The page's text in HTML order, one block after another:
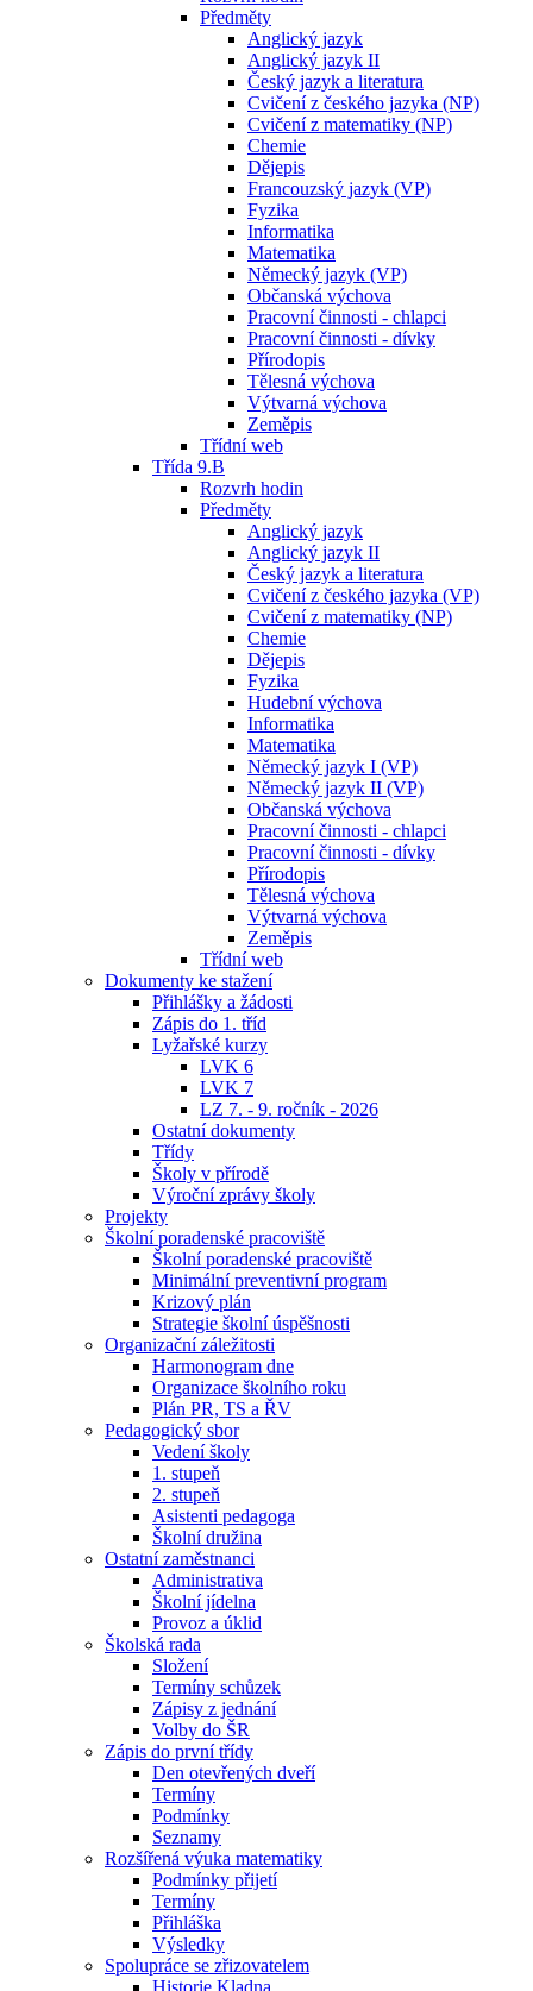
Předměty
Anglický jazyk
Anglický jazyk II
Český jazyk a literatura
Cvičení z českého jazyka (NP)
Cvičení z matematiky (NP)
Chemie
Dějepis
Francouzský jazyk (VP)
Fyzika
Informatika
Matematika
Německý jazyk (VP)
Občanská výchova
Pracovní činnosti - chlapci
Pracovní činnosti - dívky
Přírodopis
Tělesná výchova
Výtvarná výchova
Zeměpis
Třídní web
Třída 9.B
Rozvrh hodin
Předměty
Anglický jazyk
Anglický jazyk II
Český jazyk a literatura
Cvičení z českého jazyka (VP)
Cvičení z matematiky (NP)
Chemie
Dějepis
Fyzika
Hudební výchova
Informatika
Matematika
Německý jazyk I (VP)
Německý jazyk II (VP)
Občanská výchova
Pracovní činnosti - chlapci
Pracovní činnosti - dívky
Přírodopis
Tělesná výchova
Výtvarná výchova
Zeměpis
Třídní web
Dokumenty ke stažení
Přihlášky a žádosti
Zápis do 1. tříd
Lyžařské kurzy
LVK 6
LVK 7
LZ 7. - 9. ročník - 2026
Ostatní dokumenty
Třídy
Školy v přírodě
Výroční zprávy školy
Projekty
Školní poradenské pracoviště
Školní poradenské pracoviště
Minimální preventivní program
Krizový plán
Strategie školní úspěšnosti
Organizační záležitosti
Harmonogram dne
Organizace školního roku
Plán PR, TS a ŘV
Pedagogický sbor
Vedení školy
1. stupeň
2. stupeň
Asistenti pedagoga
Školní družina
Ostatní zaměstnanci
Administrativa
Školní jídelna
Provoz a úklid
Školská rada
Složení
Termíny schůzek
Zápisy z jednání
Volby do ŠR
Zápis do první třídy
Den otevřených dveří
Termíny
Podmínky
Seznamy
Rozšířená výuka matematiky
Podmínky přijetí
Termíny
Přihláška
Výsledky
Spolupráce se zřizovatelem
Historie Kladna